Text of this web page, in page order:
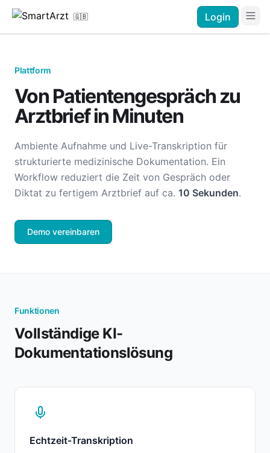
🇬🇧 Login
Plattform
Von Patientengespräch zu
Arztbrief in Minuten
Ambiente Aufnahme und Live-Transkription für
strukturierte medizinische Dokumentation. Ein
Workflow reduziert die Zeit von Gespräch oder
Diktat zu fertigem Arztbrief auf ca. 10 Sekunden.
Demo vereinbaren
Funktionen
Vollständige KI-
Dokumentationslösung
Echtzeit-Transkription